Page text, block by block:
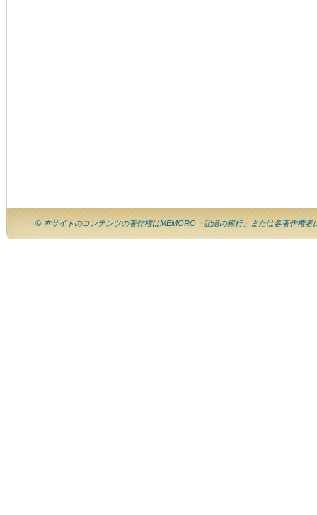
© 本サイトのコンテンツの著作権はMEMORO「記憶の銀行」または各著作権者